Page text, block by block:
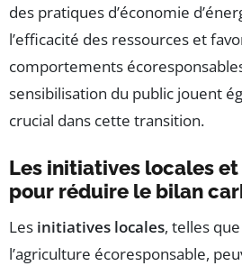
des pratiques d’économie
l’efficacité des ressources et
comportements
sensibilisation du public jouent
crucial dans cette transition.
Les initiatives locales
pour réduire le bilan
Les initiatives locales, telles
l’agriculture écoresponsable,